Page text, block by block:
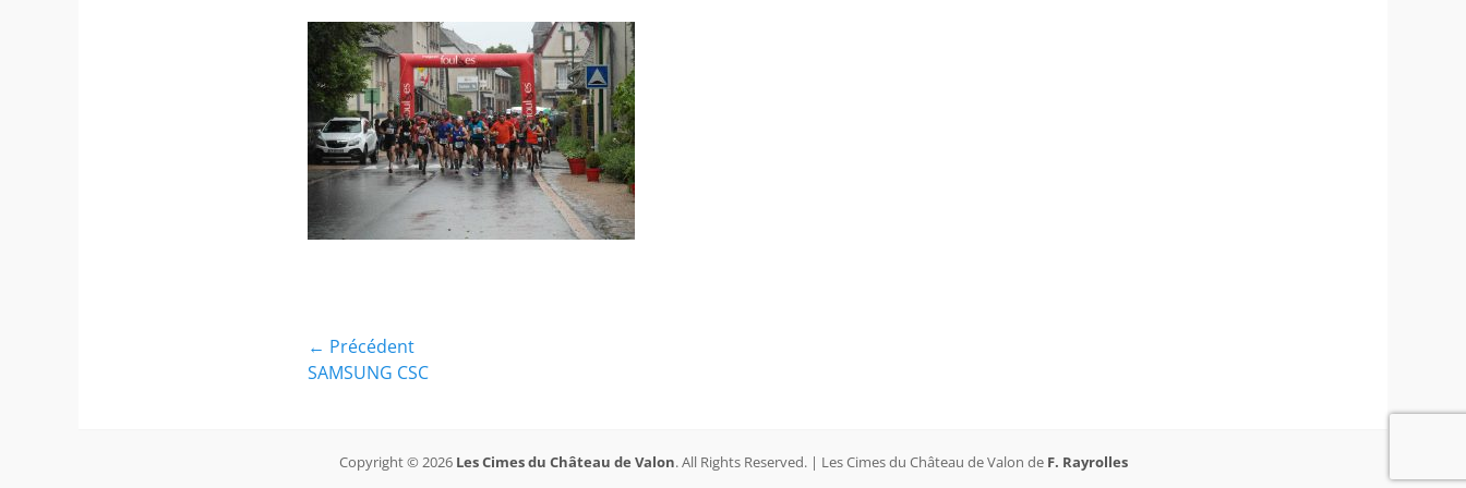
Navigation
de
← Précédent
Article
SAMSUNG CSC
Copyright © 2026 Les Cimes du Château de Valon. All Rights Reserved. | Les Cimes du Château de Valon de F. Rayrolles